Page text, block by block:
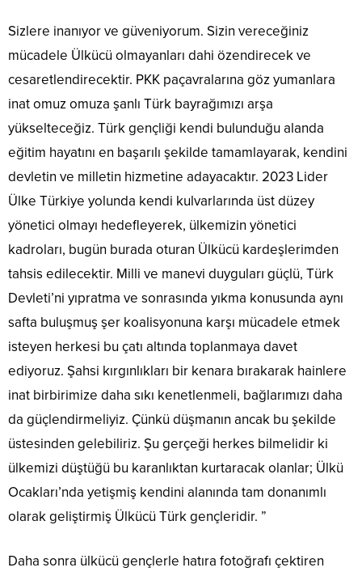
Sizlere inanıyor ve güveniyorum. Sizin vereceğiniz
mücadele Ülkücü olmayanları dahi özendirecek ve
cesaretlendirecektir. PKK paçavralarına göz yumanlara
inat omuz omuza şanlı Türk bayrağımızı arşa
yükselteceğiz. Türk gençliği kendi bulunduğu alanda
eğitim hayatını en başarılı şekilde tamamlayarak, kendini
devletin ve milletin hizmetine adayacaktır. 2023 Lider
Ülke Türkiye yolunda kendi kulvarlarında üst düzey
yönetici olmayı hedefleyerek, ülkemizin yönetici
kadroları, bugün burada oturan Ülkücü kardeşlerimden
tahsis edilecektir. Milli ve manevi duyguları güçlü, Türk
Devleti’ni yıpratma ve sonrasında yıkma konusunda aynı
safta buluşmuş şer koalisyonuna karşı mücadele etmek
isteyen herkesi bu çatı altında toplanmaya davet
ediyoruz. Şahsi kırgınlıkları bir kenara bırakarak hainlere
inat birbirimize daha sıkı kenetlenmeli, bağlarımızı daha
da güçlendirmeliyiz. Çünkü düşmanın ancak bu şekilde
üstesinden gelebiliriz. Şu gerçeği herkes bilmelidir ki
ülkemizi düştüğü bu karanlıktan kurtaracak olanlar; Ülkü
Ocakları’nda yetişmiş kendini alanında tam donanımlı
olarak geliştirmiş Ülkücü Türk gençleridir. ”
Daha sonra ülkücü gençlerle hatıra fotoğrafı çektiren